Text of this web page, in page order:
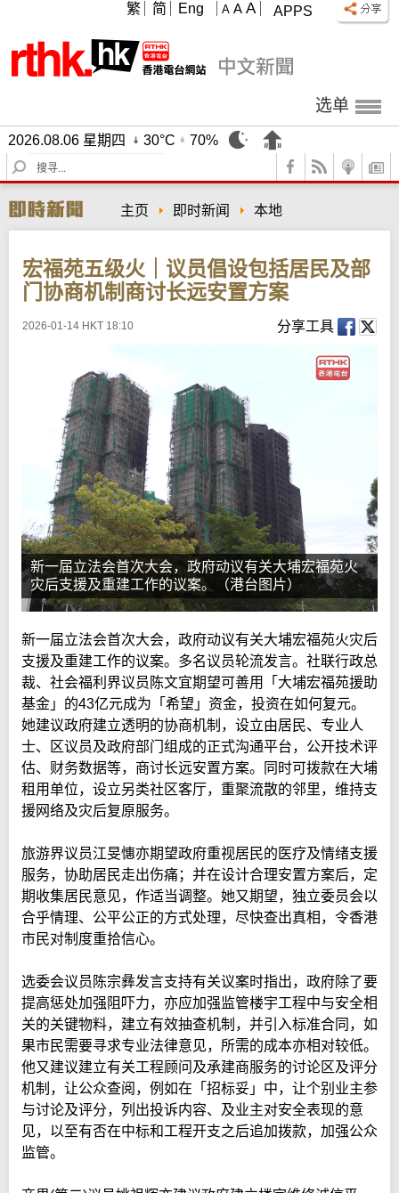
APPS
A A A
繁 简 Eng
选单
2026.08.06 星期四 30°C
70%
S
e
r
c
主页 即时新闻 本地
宏福苑五级火｜议员倡设包括居民及部
门协商机制商讨长远安置方案
2026-01-14 HKT 18:10 分享工具
新一届立法会首次大会，政府动议有关大埔宏福苑火
灾后支援及重建工作的议案。（港台图片）
新一届立法会首次大会，政府动议有关大埔宏福苑火灾后
支援及重建工作的议案。多名议员轮流发言。社联行政总
裁、社会福利界议员陈文宜期望可善用「大埔宏福苑援助
基金」的43亿元成为「希望」资金，投资在如何复元。
她建议政府建立透明的协商机制，设立由居民、专业人
士、区议员及政府部门组成的正式沟通平台，公开技术评
估、财务数据等，商讨长远安置方案。同时可拨款在大埔
租用单位，设立另类社区客厅，重聚流散的邻里，维持支
援网络及灾后复原服务。
旅游界议员江旻憓亦期望政府重视居民的医疗及情绪支援
服务，协助居民走出伤痛；并在设计合理安置方案后，定
期收集居民意见，作适当调整。她又期望，独立委员会以
合乎情理、公平公正的方式处理，尽快查出真相，令香港
市民对制度重拾信心。
选委会议员陈宗彝发言支持有关议案时指出，政府除了要
提高惩处加强阻吓力，亦应加强监管楼宇工程中与安全相
关的关键物料，建立有效抽查机制，并引入标准合同，如
果市民需要寻求专业法律意见，所需的成本亦相对较低。
他又建议建立有关工程顾问及承建商服务的讨论区及评分
机制，让公众查阅，例如在「招标妥」中，让个别业主参
与讨论及评分，列出投诉内容、及业主对安全表现的意
见，以至有否在中标和工程开支之后追加拨款，加强公众
监管。